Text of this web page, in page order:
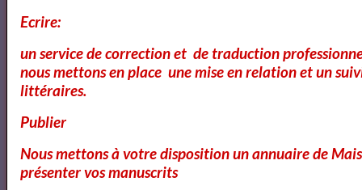
Dom Juan de Molière
Le Cid - Pierre Corneille ( AudioBook FR )
Ecrire:
un service de correction et de traduction
nous mettons en place une mise en relation et un
littéraires.
Publier
Nous mettons à votre disposition un annuaire de
présenter vos manuscrits